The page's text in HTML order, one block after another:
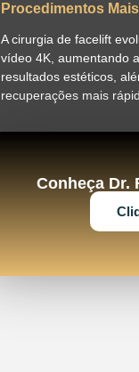
Procedimentos
A cirurgia de facelift
vídeo 4K, aumentando
resultados estéticos,
recuperações mais
Conheça Dr.